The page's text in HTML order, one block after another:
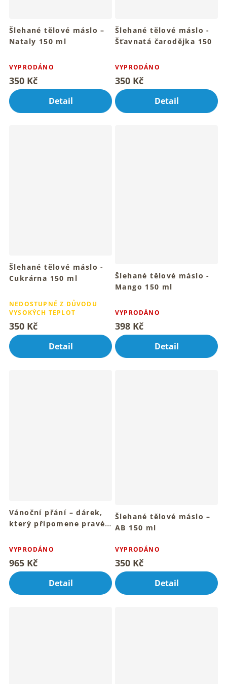
Šlehané tělové máslo –
Nataly 150 ml
hodnocení
produktu
je
5,0
z
VYPRODÁNO
350 Kč
Detail
Šlehané tělové máslo -
Šťavnatá čarodějka 150
Pro hebkou a smyslnou
pokožku celého těla
hodnocení
produktu
je
4,7
z
VYPRODÁNO
350 Kč
Detail
Šlehané tělové máslo -
Cukrárna 150 ml
hodnocení
produktu
je
4,9
z
5
NEDOSTUPNÉ Z DŮVODU
VYSOKÝCH TEPLOT
350 Kč
Detail
Šlehané tělové máslo -
Mango 150 ml
hodnocení
produktu
je
4,8
z
VYPRODÁNO
398 Kč
Detail
Vánoční přání – dárek,
který připomene pravé
ml
hodnocení
produktu
je
5,0
z
VYPRODÁNO
965 Kč
Detail
Šlehané tělové máslo –
AB 150 ml
pokožku těla
VYPRODÁNO
350 Kč
Detail